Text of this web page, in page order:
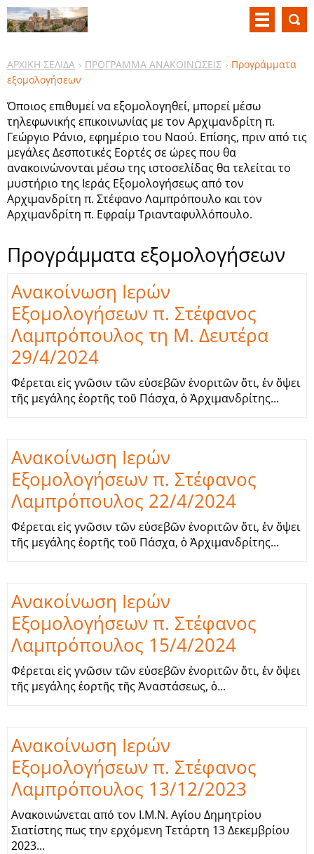
ΑΡΧΙΚΗ ΣΕΛΙΔΑ ΠΡΟΓΡΑΜΜΑ ΑΝΑΚΟΙΝΩΣΕΙΣ
Προγράμματα
εξομολογήσεων
Όποιος επιθυμεί να εξομολογηθεί, μπορεί μέσω
τηλεφωνικής επικοινωνίας με τον Αρχιμανδρίτη π.
Γεώργιο Ράνιο, εφημέριο του Ναού. Επίσης, πριν από τις
μεγάλες Δεσποτικές Εορτές σε ώρες που θα
ανακοινώνονται μέσω της ιστοσελίδας θα τελείται το
μυστήριο της Ιεράς Εξομολογήσεως από τον
Αρχιμανδρίτη π. Στέφανο Λαμπρόπουλο και τον
Αρχιμανδρίτη π. Εφραίμ Τριανταφυλλόπουλο.
Προγράμματα εξομολογήσεων
Ανακοίνωση Ιερών
Εξομολογήσεων π. Στέφανος
Λαμπρόπουλος τη Μ. Δευτέρα
29/4/2024
Φέρεται εἰς γνῶσιν τῶν εὐσεβῶν ἐνοριτῶν ὅτι, ἐν ὄψει
τῆς μεγάλης ἑορτῆς τοῦ Πάσχα, ὁ Ἀρχιμανδρίτης...
Ανακοίνωση Ιερών
Εξομολογήσεων π. Στέφανος
Λαμπρόπουλος 22/4/2024
Φέρεται εἰς γνῶσιν τῶν εὐσεβῶν ἐνοριτῶν ὅτι, ἐν ὄψει
τῆς μεγάλης ἑορτῆς τοῦ Πάσχα, ὁ Ἀρχιμανδρίτης...
Ανακοίνωση Ιερών
Εξομολογήσεων π. Στέφανος
Λαμπρόπουλος 15/4/2024
Φέρεται εἰς γνῶσιν τῶν εὐσεβῶν ἐνοριτῶν ὅτι, ἐν ὄψει
τῆς μεγάλης ἑορτῆς τῆς Ἀναστάσεως, ὁ...
Ανακοίνωση Ιερών
Εξομολογήσεων π. Στέφανος
Λαμπρόπουλος 13/12/2023
Ανακοινώνεται από τον Ι.Μ.Ν. Αγίου Δημητρίου
Σιατίστης πως την ερχόμενη Τετάρτη 13 Δεκεμβρίου
2023...